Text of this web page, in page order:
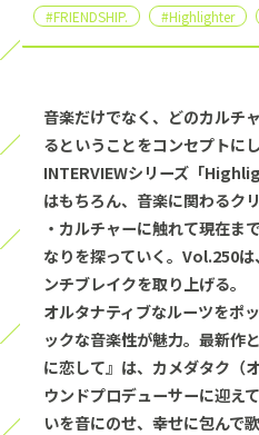
#FRIENDSHIP. #Highlighter
音楽だけでなく、どのカルチ
るということをコンセプトに
INTERVIEWシリーズ「
はもちろん、音楽に関わるク
・カルチャーに触れて現在ま
なりを探っていく。Vol.250
ンチブレイクを取り上げる。
オルタナティブなルーツをポ
ックな音楽性が魅力。最新作
に恋して』は、カメダタク（
ウンドプロデューサーに迎え
いを音にのせ、幸せに包んで